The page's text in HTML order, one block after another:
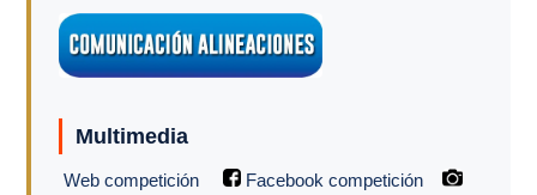
Multimedia
Web competición Facebook competición